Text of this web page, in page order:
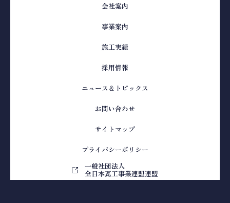
会社案内
事業案内
施工実績
採用情報
ニュース＆トピックス
お問い合わせ
サイトマップ
プライバシーポリシー
一般社団法人
全日本瓦工事業連盟連盟